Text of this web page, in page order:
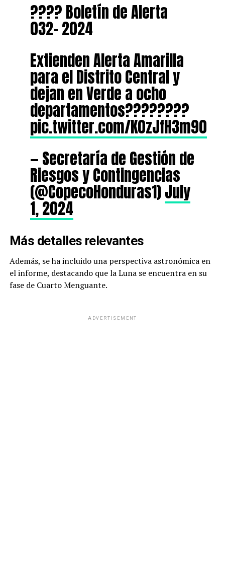
???? Boletín de Alerta
032- 2024
Extienden Alerta Amarilla
para el Distrito Central y
dejan en Verde a ocho
departamentos????????
pic.twitter.com/K0zJfH3m90
— Secretaría de Gestión de
Riesgos y Contingencias
(@CopecoHonduras1)July
1, 2024
Más detalles relevantes
Además, se ha incluido una perspectiva astronómica en
el informe, destacando que la Luna se encuentra en su
fase de Cuarto Menguante.
ADVERTISEMENT